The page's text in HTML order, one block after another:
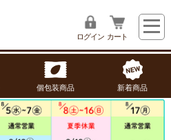
ログイン カート
個包装商品 新着商品